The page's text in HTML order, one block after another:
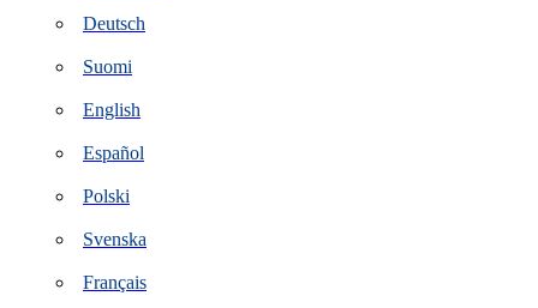
Deutsch
Suomi
English
Español
Polski
Svenska
Français